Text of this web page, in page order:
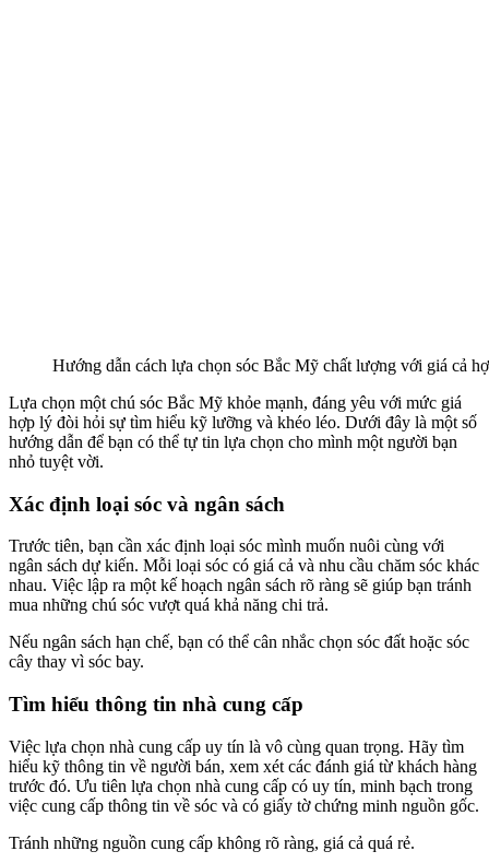
Hướng dẫn cách lựa chọn sóc Bắc Mỹ chất lượng với giá cả
Lựa chọn một chú sóc Bắc Mỹ khỏe mạnh, đáng yêu với mức giá
hợp lý đòi hỏi sự tìm hiểu kỹ lưỡng và khéo léo. Dưới đây là một số
hướng dẫn để bạn có thể tự tin lựa chọn cho mình một người bạn
nhỏ tuyệt vời.
Xác định loại sóc và ngân sách
Trước tiên, bạn cần xác định loại sóc mình muốn nuôi cùng với
ngân sách dự kiến. Mỗi loại sóc có giá cả và nhu cầu chăm sóc khác
nhau. Việc lập ra một kế hoạch ngân sách rõ ràng sẽ giúp bạn tránh
mua những chú sóc vượt quá khả năng chi trả.
Nếu ngân sách hạn chế, bạn có thể cân nhắc chọn sóc đất hoặc sóc
cây thay vì sóc bay.
Tìm hiểu thông tin nhà cung cấp
Việc lựa chọn nhà cung cấp uy tín là vô cùng quan trọng. Hãy tìm
hiểu kỹ thông tin về người bán, xem xét các đánh giá từ khách hàng
trước đó. Ưu tiên lựa chọn nhà cung cấp có uy tín, minh bạch trong
việc cung cấp thông tin về sóc và có giấy tờ chứng minh nguồn gốc.
Tránh những nguồn cung cấp không rõ ràng, giá cả quá rẻ.